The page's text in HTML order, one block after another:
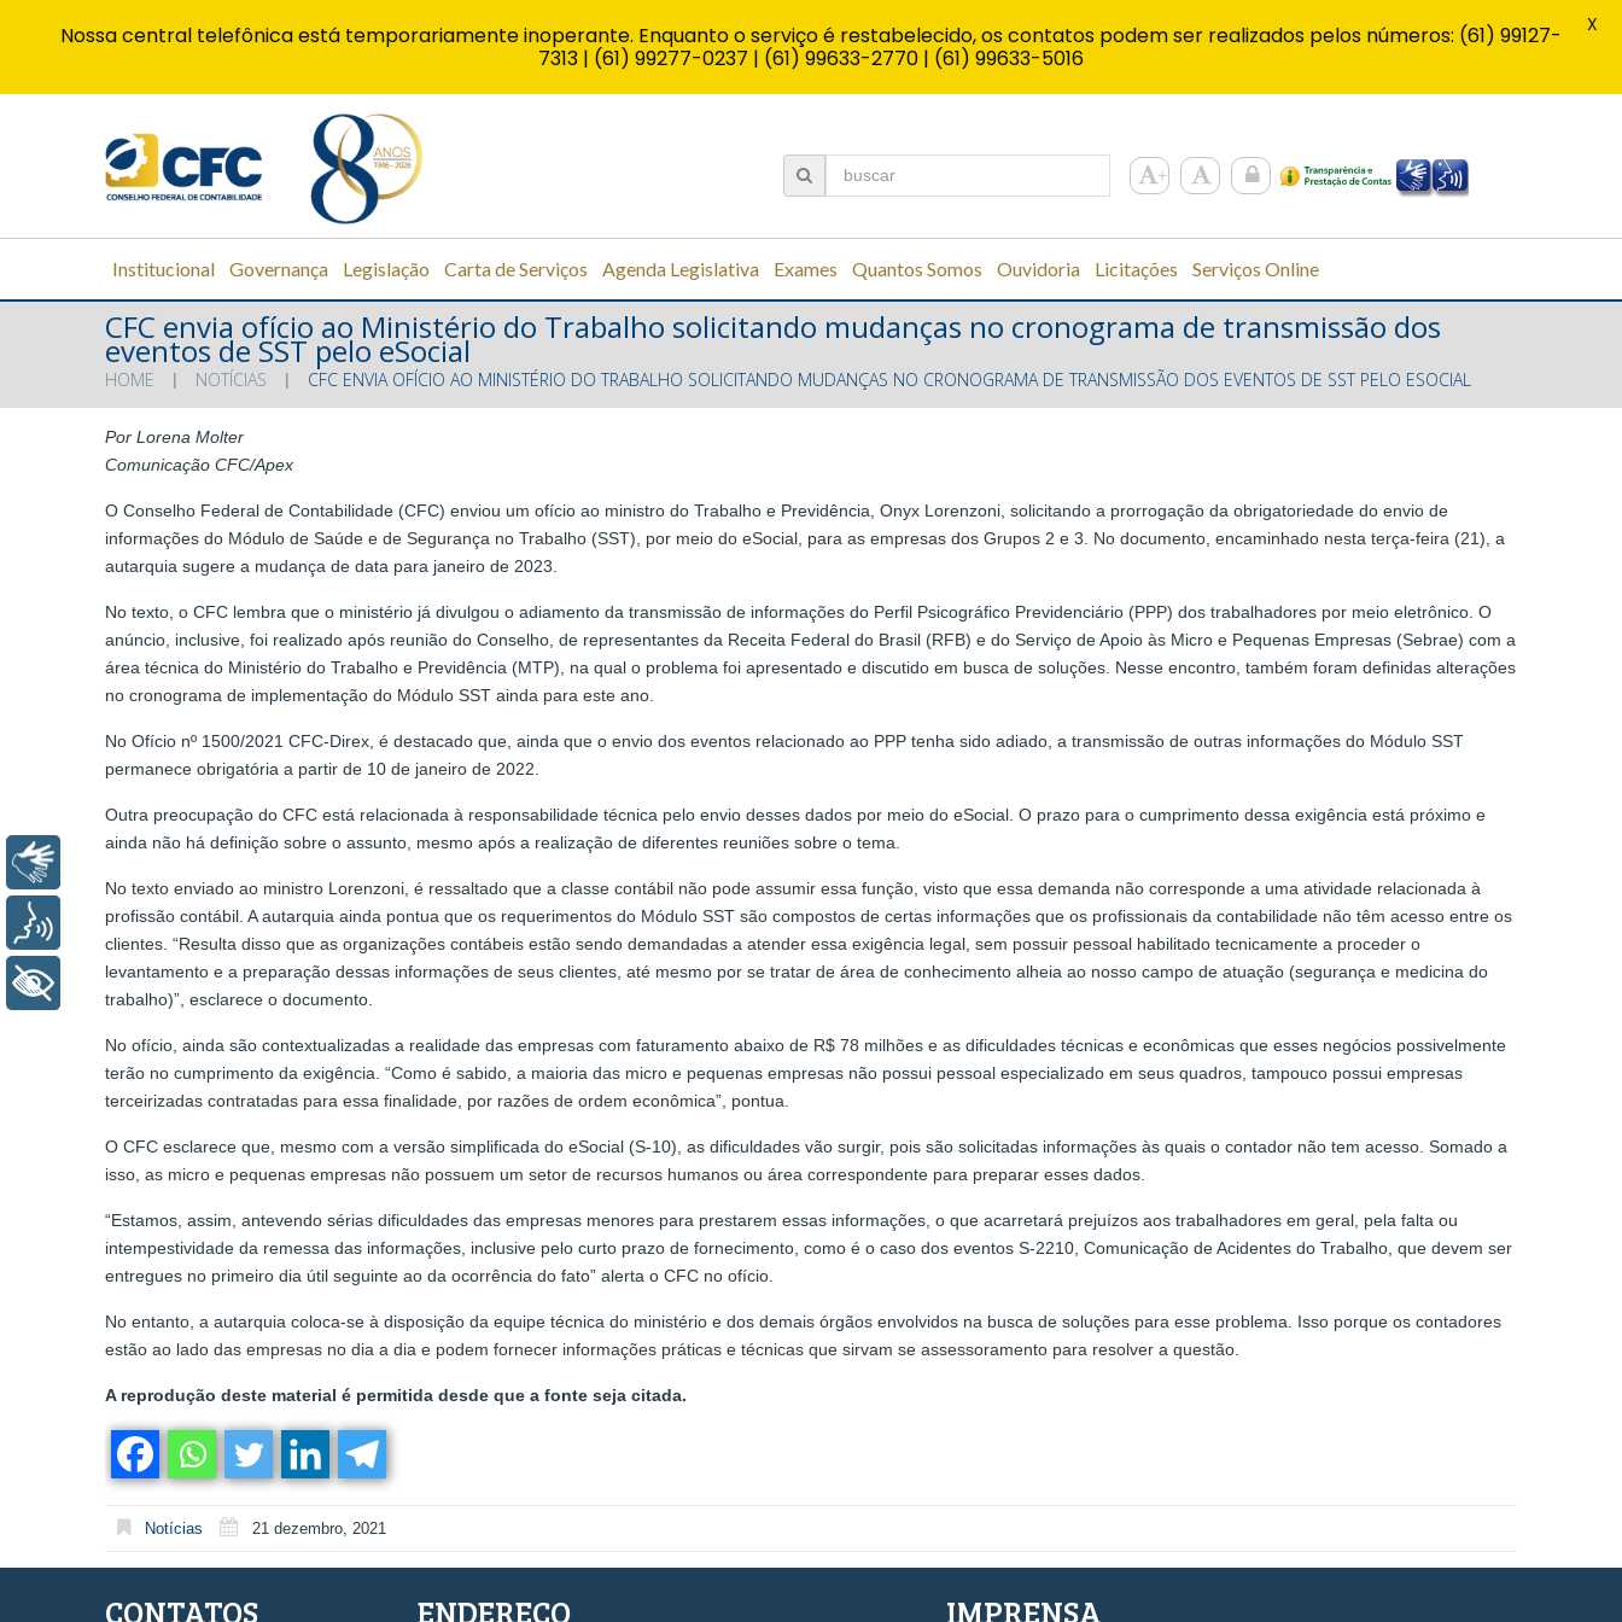
Institucional Governança Legislação Carta de Serviços Agenda Legislativa Exames Quantos Somos Ouvidoria Licitações Serviços Online
CFC envia ofício ao Ministério do Trabalho solicitando mudanças no cronograma de transmissão dos
eventos de SST pelo eSocial
HOME NOTÍCIAS CFC ENVIA OFÍCIO AO MINISTÉRIO DO TRABALHO SOLICITANDO MUDANÇAS NO CRONOGRAMA DE TRANSMISSÃO DOS EVENTOS DE SST PELO ESOCIAL
Por Lorena Molter
Comunicação CFC/Apex
O Conselho Federal de Contabilidade (CFC) enviou um ofício ao ministro do Trabalho e Previdência, Onyx Lorenzoni, solicitando a prorrogação da obrigatoriedade do envio de
informações do Módulo de Saúde e de Segurança no Trabalho (SST), por meio do eSocial, para as empresas dos Grupos 2 e 3. No documento, encaminhado nesta terça-feira (21), a
autarquia sugere a mudança de data para janeiro de 2023.
No texto, o CFC lembra que o ministério já divulgou o adiamento da transmissão de informações do Perfil Psicográfico Previdenciário (PPP) dos trabalhadores por meio eletrônico. O
anúncio, inclusive, foi realizado após reunião do Conselho, de representantes da Receita Federal do Brasil (RFB) e do Serviço de Apoio às Micro e Pequenas Empresas (Sebrae) com a
área técnica do Ministério do Trabalho e Previdência (MTP), na qual o problema foi apresentado e discutido em busca de soluções. Nesse encontro, também foram definidas alterações
no cronograma de implementação do Módulo SST ainda para este ano.
No Ofício nº 1500/2021 CFC-Direx, é destacado que, ainda que o envio dos eventos relacionado ao PPP tenha sido adiado, a transmissão de outras informações do Módulo SST
permanece obrigatória a partir de 10 de janeiro de 2022.
Outra preocupação do CFC está relacionada à responsabilidade técnica pelo envio desses dados por meio do eSocial. O prazo para o cumprimento dessa exigência está próximo e
ainda não há definição sobre o assunto, mesmo após a realização de diferentes reuniões sobre o tema.
No texto enviado ao ministro Lorenzoni, é ressaltado que a classe contábil não pode assumir essa função, visto que essa demanda não corresponde a uma atividade relacionada à
profissão contábil. A autarquia ainda pontua que os requerimentos do Módulo SST são compostos de certas informações que os profissionais da contabilidade não têm acesso entre os
clientes. “Resulta disso que as organizações contábeis estão sendo demandadas a atender essa exigência legal, sem possuir pessoal habilitado tecnicamente a proceder o
levantamento e a preparação dessas informações de seus clientes, até mesmo por se tratar de área de conhecimento alheia ao nosso campo de atuação (segurança e medicina do
trabalho)”, esclarece o documento.
No ofício, ainda são contextualizadas a realidade das empresas com faturamento abaixo de R$ 78 milhões e as dificuldades técnicas e econômicas que esses negócios possivelmente
terão no cumprimento da exigência. “Como é sabido, a maioria das micro e pequenas empresas não possui pessoal especializado em seus quadros, tampouco possui empresas
terceirizadas contratadas para essa finalidade, por razões de ordem econômica”, pontua.
O CFC esclarece que, mesmo com a versão simplificada do eSocial (S-10), as dificuldades vão surgir, pois são solicitadas informações às quais o contador não tem acesso. Somado a
isso, as micro e pequenas empresas não possuem um setor de recursos humanos ou área correspondente para preparar esses dados.
“Estamos, assim, antevendo sérias dificuldades das empresas menores para prestarem essas informações, o que acarretará prejuízos aos trabalhadores em geral, pela falta ou
intempestividade da remessa das informações, inclusive pelo curto prazo de fornecimento, como é o caso dos eventos S-2210, Comunicação de Acidentes do Trabalho, que devem ser
entregues no primeiro dia útil seguinte ao da ocorrência do fato” alerta o CFC no ofício.
No entanto, a autarquia coloca-se à disposição da equipe técnica do ministério e dos demais órgãos envolvidos na busca de soluções para esse problema. Isso porque os contadores
estão ao lado das empresas no dia a dia e podem fornecer informações práticas e técnicas que sirvam se assessoramento para resolver a questão.
A reprodução deste material é permitida desde que a fonte seja citada.
Notícias 21 dezembro, 2021
CONTATOS ENDEREÇO IMPRENSA
Nossa central telefônica está temporariamente inoperante. Enquanto o serviço é restabelecido, os contatos podem ser realizados pelos números: (61) 99127-
7313 | (61) 99277-0237 | (61) 99633-2770 | (61) 99633-5016
X
Voz
+ Acessibilidade